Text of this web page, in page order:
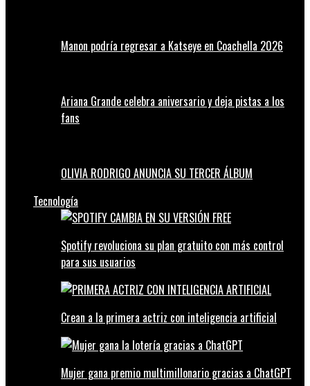
Manon podría regresar a Katseye en Coachella 2026
Ariana Grande celebra aniversario y deja pistas a los
fans
OLIVIA RODRIGO ANUNCIA SU TERCER ÁLBUM
Tecnología
Spotify revoluciona su plan gratuito con más control
para sus usuarios
Crean a la primera actriz con inteligencia artificial
Mujer gana premio multimillonario gracias a ChatGPT